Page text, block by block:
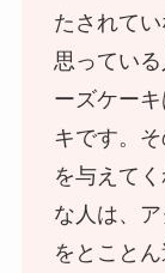
たされて
思ってい
ーズケー
キです。
を与えて
な人は、
をとこと